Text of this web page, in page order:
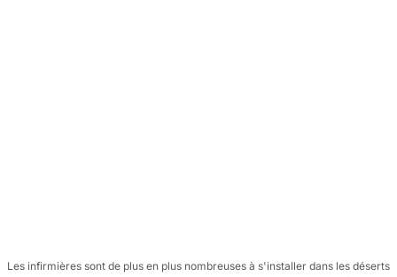
Les infirmières sont de plus en plus nombreuses à s'installer dans les déserts